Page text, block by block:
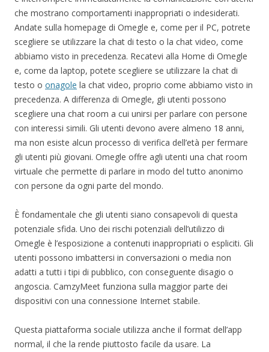
che mostrano comportamenti inappropriati o indesiderati.
Andate sulla homepage di Omegle e, come per il PC, potrete
scegliere se utilizzare la chat di testo o la chat video, come
abbiamo visto in precedenza. Recatevi alla Home di Omegle
e, come da laptop, potete scegliere se utilizzare la chat di
testo o onagole la chat video, proprio come abbiamo visto in
precedenza. A differenza di Omegle, gli utenti possono
scegliere una chat room a cui unirsi per parlare con persone
con interessi simili. Gli utenti devono avere almeno 18 anni,
ma non esiste alcun processo di verifica dell’età per fermare
gli utenti più giovani. Omegle offre agli utenti una chat room
virtuale che permette di parlare in modo del tutto anonimo
con persone da ogni parte del mondo.
È fondamentale che gli utenti siano consapevoli di questa
potenziale sfida. Uno dei rischi potenziali dell’utilizzo di
Omegle è l’esposizione a contenuti inappropriati o espliciti. Gli
utenti possono imbattersi in conversazioni o media non
adatti a tutti i tipi di pubblico, con conseguente disagio o
angoscia. CamzyMeet funziona sulla maggior parte dei
dispositivi con una connessione Internet stabile.
Questa piattaforma sociale utilizza anche il format dell’app
normal, il che la rende piuttosto facile da usare. La